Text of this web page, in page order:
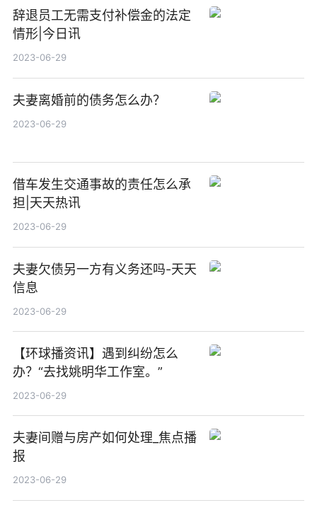
辞退员工无需支付补偿金的法定
情形|今日讯
2023-06-29
夫妻离婚前的债务怎么办？
2023-06-29
借车发生交通事故的责任怎么承
担|天天热讯
2023-06-29
夫妻欠债另一方有义务还吗-天天
信息
2023-06-29
【环球播资讯】遇到纠纷怎么
办？“去找姚明华工作室。”
2023-06-29
夫妻间赠与房产如何处理_焦点播
报
2023-06-29